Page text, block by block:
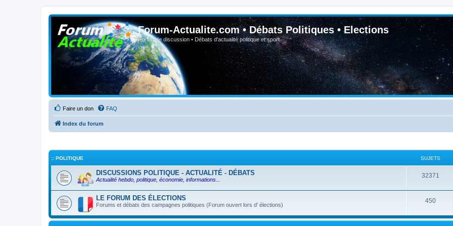
Forum-Actualite.com • Débats Politiques • Elections
Forum de discussion • Débats d'actualité politique et sport
Faire un don FAQ
Index du forum
:: POLITIQUE SUJETS
DISCUSSIONS POLITIQUE - ACTUALITÉ - DÉBATS
Actualité hebdo, politique, économie, informations...
32371
LE FORUM DES ÉLECTIONS
Forums et débats des campagnes politiques (Forum ouvert lors d' élections)
450